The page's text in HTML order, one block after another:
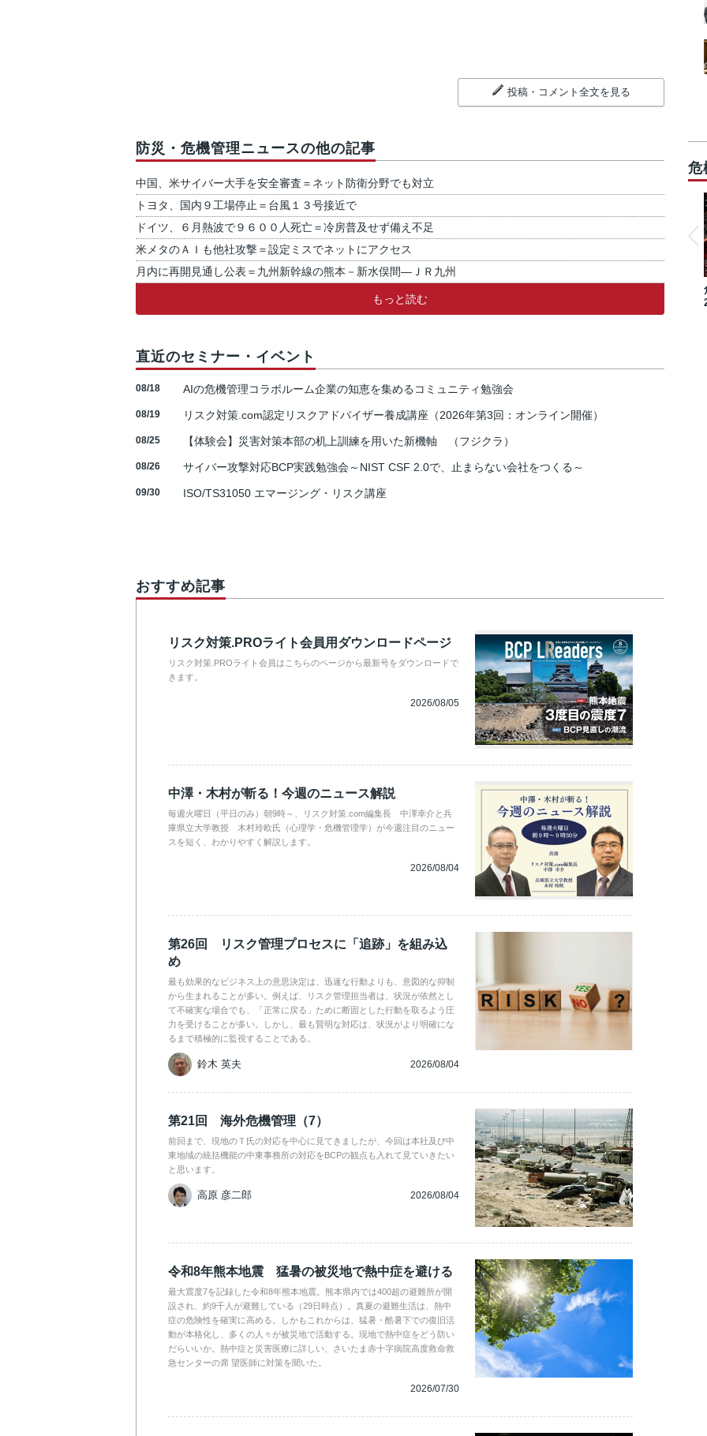
投稿・コメント全文を見る
防災・危機管理ニュースの他の記事
中国、米サイバー大手を安全審査＝ネット防衛分野でも対立
トヨタ、国内９工場停止＝台風１３号接近で
ドイツ、６月熱波で９６００人死亡＝冷房普及せず備え不足
米メタのＡＩも他社攻撃＝設定ミスでネットにアクセス
月内に再開見通し公表＝九州新幹線の熊本－新水俣間―ＪＲ九州
もっと読む
直近のセミナー・イベント
08/18 AIの危機管理コラボルーム企業の知恵を集めるコミュニティ勉強会
08/19 リスク対策.com認定リスクアドバイザー養成講座（2026年第3回：オンライン開催）
08/25 【体験会】災害対策本部の机上訓練を用いた新機軸 （フジクラ）
08/26 サイバー攻撃対応BCP実践勉強会～NIST CSF 2.0で、止まらない会社をつくる～
09/30 ISO/TS31050 エマージング・リスク講座
おすすめ記事
リスク対策.PROライト会員用ダウンロードページ
リスク対策.PROライト会員はこちらのページから最新号をダウンロードで
きます。
2026/08/05
中澤・木村が斬る！今週のニュース解説
毎週火曜日（平日のみ）朝9時～、リスク対策.com編集長 中澤幸介と兵
庫県立大学教授 木村玲欧氏（心理学・危機管理学）が今週注目のニュー
スを短く、わかりやすく解説します。
2026/08/04
第26回 リスク管理プロセスに「追跡」を組み込
め
最も効果的なビジネス上の意思決定は、迅速な行動よりも、意図的な抑制
から生まれることが多い。例えば、リスク管理担当者は、状況が依然とし
て不確実な場合でも、「正常に戻る」ために断固とした行動を取るよう圧
力を受けることが多い。しかし、最も賢明な対応は、状況がより明確にな
るまで積極的に監視することである。
鈴木 英夫 2026/08/04
第21回 海外危機管理（7）
前回まで、現地のＴ氏の対応を中心に見てきましたが、今回は本社及び中
東地域の統括機能の中東事務所の対応をBCPの観点も入れて見ていきたい
と思います。
高原 彦二郎 2026/08/04
令和8年熊本地震 猛暑の被災地で熱中症を避ける
最大震度7を記録した令和8年熊本地震。熊本県内では400超の避難所が開
設され、約9千人が避難している（29日時点）。真夏の避難生活は、熱中
症の危険性を確実に高める。しかもこれからは、猛暑・酷暑下での復旧活
動が本格化し、多くの人々が被災地で活動する。現地で熱中症をどう防い
だらいいか。熱中症と災害医療に詳しい、さいたま赤十字病院高度救命救
急センターの席 望医師に対策を聞いた。
2026/07/30
危